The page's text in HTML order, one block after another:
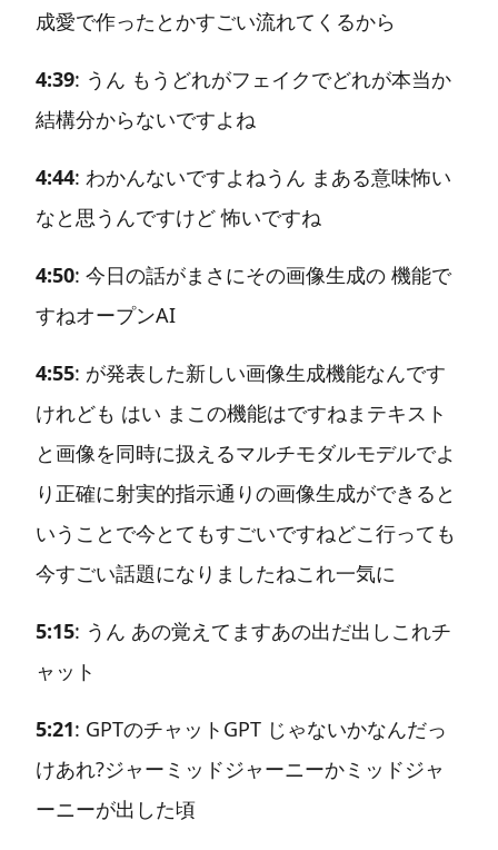
成愛で作ったとかすごい流れてくるから
4:39: うん もうどれがフェイクでどれが本当か
結構分からないですよね
4:44: わかんないですよねうん まある意味怖い
なと思うんですけど 怖いですね
4:50: 今日の話がまさにその画像生成の 機能で
すねオープンAI
4:55: が発表した新しい画像生成機能なんです
けれども はい まこの機能はですねまテキスト
と画像を同時に扱えるマルチモダルモデルでよ
り正確に射実的指示通りの画像生成ができると
いうことで今とてもすごいですねどこ行っても
今すごい話題になりましたねこれ一気に
5:15: うん あの覚えてますあの出だ出しこれチ
ャット
5:21: GPTのチャットGPT じゃないかなんだっ
けあれ?ジャーミッドジャーニーかミッドジャ
ーニーが出した頃